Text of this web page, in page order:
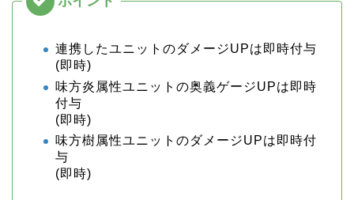
連携したユニットのダメージUPは即時付与
(即時)
味方炎属性ユニットの奥義ゲージUPは即時
付与
(即時)
味方樹属性ユニットのダメージUPは即時付
与
(即時)